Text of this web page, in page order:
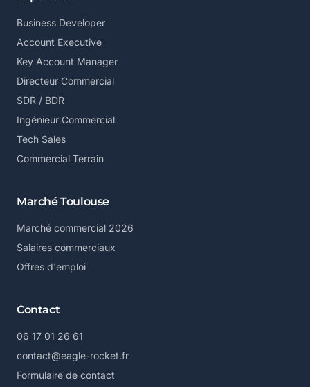
Business Developer
Account Executive
Key Account Manager
Directeur Commercial
SDR / BDR
Ingénieur Commercial
Tech Sales
Commercial Terrain
Marché Toulouse
Marché commercial 2026
Salaires commerciaux
Offres d'emploi
Contact
06 17 01 26 61
contact@eagle-rocket.fr
Formulaire de contact